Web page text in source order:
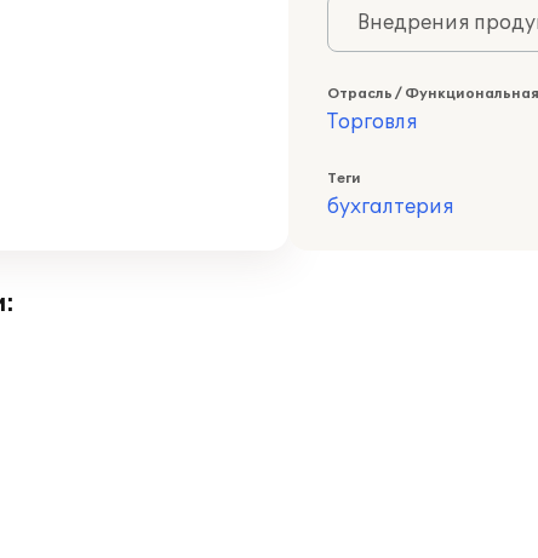
Внедрения
Отрасль /
Торговля
Теги
бухгалтерия